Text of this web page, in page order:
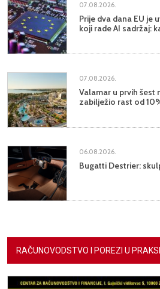
07.08.2026.
Prije dva dana EU je
koji rade AI sadržaj:
07.08.2026.
Valamar u prvih šest
zabilježio rast od
06.08.2026.
Bugatti Destrier:
RAČUNOVODSTVO I POREZI U PRAKSI